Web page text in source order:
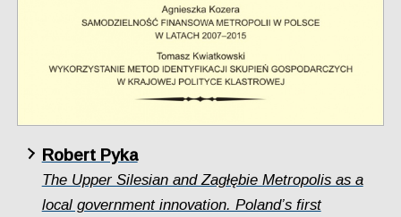
Robert Pyka
The Upper Silesian and Zagłębie Metropolis as a
local government innovation. Poland’s first